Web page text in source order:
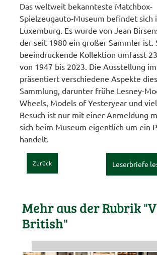
Das weltweit bekannteste Matchbox-
Spielzeugauto-Museum befindet sich
Luxemburg. Es wurde von Jean
der seit 1980 ein großer Sammler ist.
beeindruckende Kollektion umfasst
von 1947 bis 2023. Die Ausstellung
präsentiert verschiedene Aspekte
Sammlung, darunter frühe Lesney-
Wheels, Models of Yesteryear und
Besuch ist nur mit einer Anmeldung
sich beim Museum eigentlich um ein
handelt.
Zurück Leserbriefe
Mehr aus der Rubrik
British"